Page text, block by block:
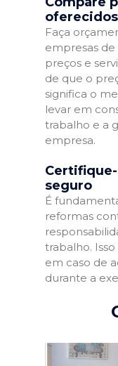
oferecidos
Faça
empresas
preços e
de que o
significa o
levar em
trabalho e a
empresa.
seguro
É
reformas
trabalho.
em caso de
durante a